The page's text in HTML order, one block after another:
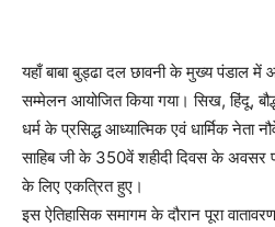
यहाँ बाबा बुड्ढा दल छावनी के मुख्य पंडाल
सम्मेलन आयोजित किया गया। सिख, हिंदू,
धर्म के प्रसिद्ध आध्यात्मिक एवं धार्मिक नेता
साहिब जी के 350वें शहीदी दिवस के अवसर
के लिए एकत्रित हुए।
इस ऐतिहासिक समागम के दौरान पूरा